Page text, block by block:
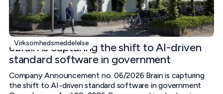
Virksomhedsmeddelelse
cBrain is capturing the shift to AI-driven
standard software in government
Company Announcement no. 06/2026 Brain is capturing
the shift to AI-driven standard software in government